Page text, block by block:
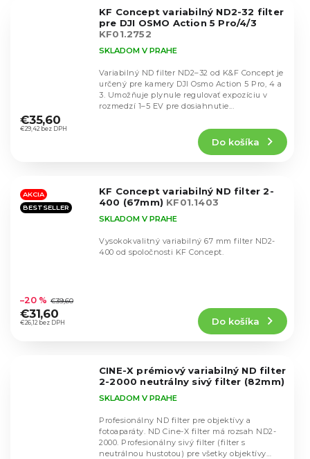
KF Concept variabilný ND2-32 filter
pre DJI OSMO Action 5 Pro/4/3
KF01.2752
hodnotenie
produktu
hviezdičiek.
SKLADOM V PRAHE
€29,42 bez DPH
€35,60
Do košíka
Variabilný ND filter ND2–32 od K&F Concept je
určený pre kamery DJI Osmo Action 5 Pro, 4 a
3. Umožňuje plynule regulovať expozíciu v
rozmedzí 1–5 EV pre dosiahnutie...
AKCIA
BESTSELLER
KF Concept variabilný ND filter 2-
400 (67mm) KF01.1403
hodnotenie
produktu
je
SKLADOM V PRAHE
€26,12 bez DPH
–20 % €39,60
€31,60
Do košíka
Vysokokvalitný variabilný 67 mm filter ND2-
400 od spoločnosti KF Concept.
CINE-X prémiový variabilný ND filter
2-2000 neutrálny sivý filter (82mm)
SKLADOM V PRAHE
Profesionálny ND filter pre objektívy a
fotoaparáty. ND Cine-X filter má rozsah ND2-
2000. Profesionálny sivý filter (filter s
neutrálnou hustotou) pre všetky objektívy